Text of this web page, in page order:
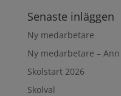
Senaste inläggen
Ny medarbetare
Ny medarbetare – Ann
Skolstart 2026
Skolval